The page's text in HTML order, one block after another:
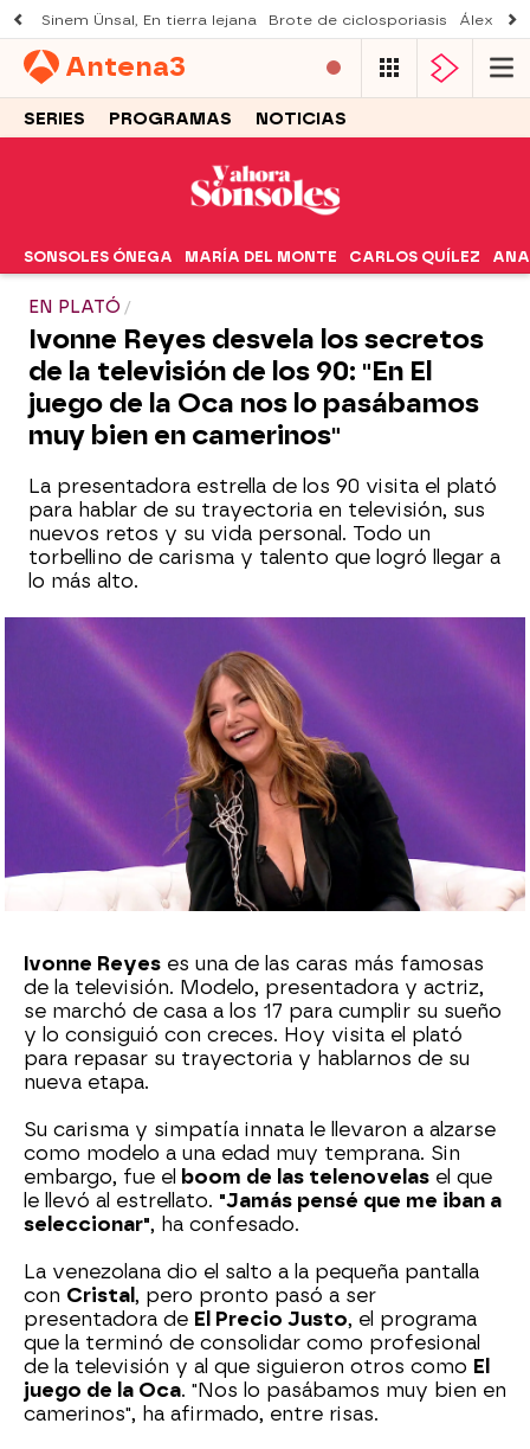
Sinem Ünsal, En tierra lejana Brote de ciclosporiasis Álex
Antena3
SERIES PROGRAMAS NOTICIAS
SONSOLES ÓNEGA MARÍA DEL MONTE CARLOS QUÍLEZ ANA
EN PLATÓ
Ivonne Reyes desvela los secretos
de la televisión de los 90: "En El
juego de la Oca nos lo pasábamos
muy bien en camerinos"
La presentadora estrella de los 90 visita el plató
para hablar de su trayectoria en televisión, sus
nuevos retos y su vida personal. Todo un
torbellino de carisma y talento que logró llegar a
lo más alto.
Sara Sanz Navarro
23 de septiembre de 2024, 19:45
Facebook
X Flipboard
Ivonne Reyes es una de las caras más famosas
de la televisión. Modelo, presentadora y actriz,
se marchó de casa a los 17 para cumplir su sueño
y lo consiguió con creces. Hoy visita el plató
para repasar su trayectoria y hablarnos de su
nueva etapa.
Su carisma y simpatía innata le llevaron a alzarse
como modelo a una edad muy temprana. Sin
embargo, fue el boom de las telenovelas el que
le llevó al estrellato. "Jamás pensé que me iban a
seleccionar", ha confesado.
La venezolana dio el salto a la pequeña pantalla
con Cristal , pero pronto pasó a ser
presentadora de El Precio Justo, el programa
que la terminó de consolidar como profesional
de la televisión y al que siguieron otros como El
juego de la Oca. "Nos lo pasábamos muy bien en
camerinos", ha afirmado, entre risas.